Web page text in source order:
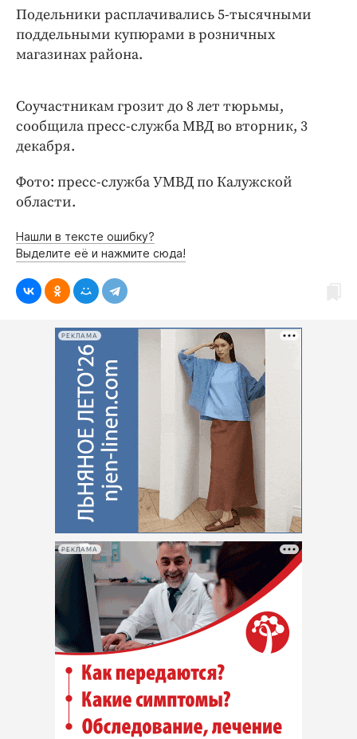
Интересное чтиво
Клиника года
Работодатель года
Подельники расплачивались 5-тысячными
поддельными купюрами в розничных
магазинах района.
Соучастникам грозит до 8 лет тюрьмы,
сообщила пресс-служба МВД во вторник, 3
декабря.
Фото: пресс-служба УМВД по Калужской
области.
Нашли в тексте ошибку?
Выделите её и нажмите сюда!
РЕКЛАМА
РЕКЛАМА